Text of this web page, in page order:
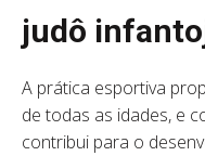
judô
A prática esportiva
de todas as idades, e
contribui para o